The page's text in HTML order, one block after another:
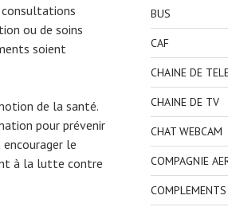
consultations
ou de soins
soient
de la santé.
pour prévenir
le
à la lutte contre
BUS
CAF
CHAINE DE
CHAINE DE TV
CHAT WEBCAM
COMPAGNIE